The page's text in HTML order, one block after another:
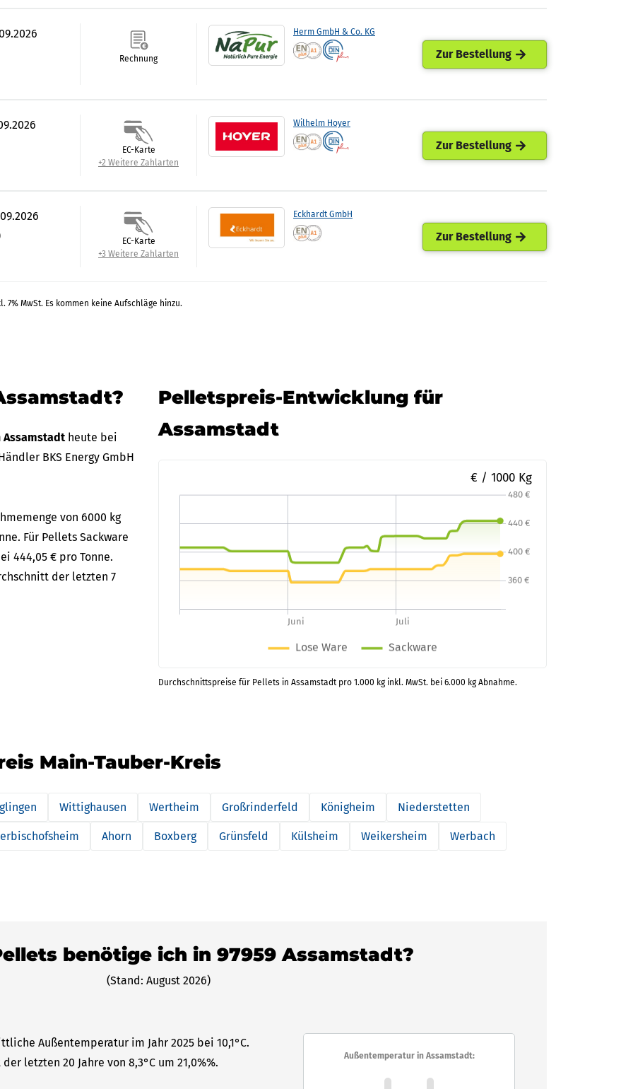
Herm GmbH & Co. KG
Rechnung Zur Bestellung
Wilhelm Hoyer
EC-Karte
+2 Weitere Zahlarten
Zur Bestellung
Eckhardt GmbH
EC-Karte
+3 Weitere Zahlarten
Zur Bestellung
MwSt. Es kommen keine Aufschläge hinzu.
heute bei
BKS Energy GmbH
von 6000 kg
Für Pellets Sackware
444,05 € pro Tonne.
der letzten 7
Pelletspreis-Entwicklung für
Assamstadt
€ / 1000 Kg
Durchschnittspreise für Pellets in Assamstadt pro 1.000 kg inkl. MwSt. bei 6.000 kg Abnahme.
Main-Tauber-Kreis
Wittighausen Wertheim Großrinderfeld Königheim Niederstetten
Ahorn Boxberg Grünsfeld Külsheim Weikersheim Werbach
benötige ich in 97959 Assamstadt?
(Stand: August 2026)
Außentemperatur im Jahr 2025 bei 10,1°C.
letzten 20 Jahre von 8,3°C um 21,0%%.
Außentemperatur in Assamstadt: